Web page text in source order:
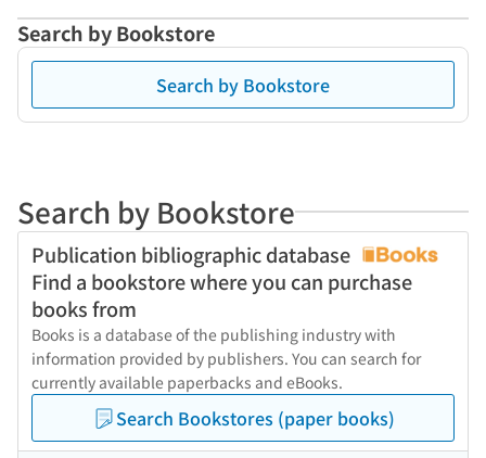
Search by Bookstore
Search by Bookstore
Search by Bookstore
Publication bibliographic database
Find a bookstore where you can purchase
books from
Books is a database of the publishing industry with
information provided by publishers. You can search for
currently available paperbacks and eBooks.
Search Bookstores (paper books)